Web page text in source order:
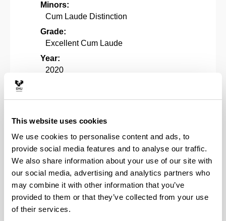
This website uses cookies
We use cookies to personalise content and ads, to
provide social media features and to analyse our traffic.
We also share information about your use of our site with
our social media, advertising and analytics partners who
may combine it with other information that you’ve
provided to them or that they’ve collected from your use
of their services.
Minors:
Cum Laude Distinction
Grade:
Excellent Cum Laude
Year:
2020
las neuronas es una herencia de la
Especulamos que este es el posible
origen de la facultad del lenguaje. La
mente, la conciencia y los estados
mentales son producidos por los
procesos de bajo nivel del cerebro. La
mente no tiene una ontología distinta a la
ontología del mundo real. La visión de